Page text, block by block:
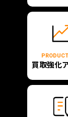
買取強化